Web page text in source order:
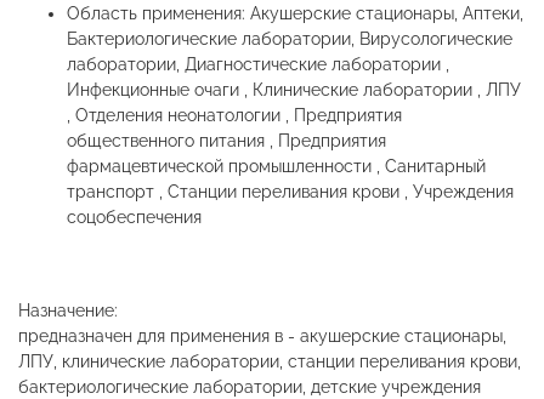
Область применения: Акушерские стационары, Аптеки,
Бактериологические лаборатории, Вирусологические
лаборатории, Диагностические лаборатории ,
Инфекционные очаги , Клинические лаборатории , ЛПУ
, Отделения неонатологии , Предприятия
общественного питания , Предприятия
фармацевтической промышленности , Санитарный
транспорт , Станции переливания крови , Учреждения
соцобеспечения
Назначение:
предназначен для применения в - акушерские стационары,
ЛПУ, клинические лаборатории, станции переливания крови,
бактериологические лаборатории, детские учреждения